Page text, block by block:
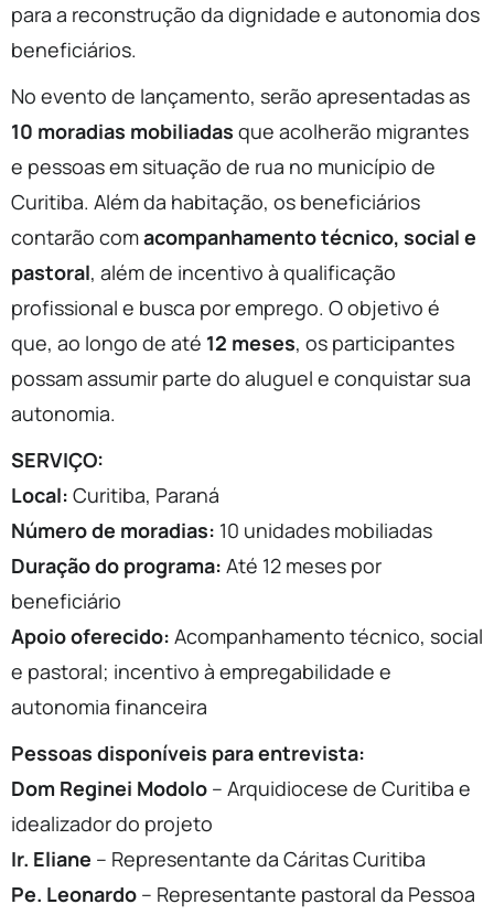
para a reconstrução da dignidade e autonomia dos
beneficiários.
No evento de lançamento, serão apresentadas as
10 moradias mobiliadas que acolherão migrantes
e pessoas em situação de rua no município de
Curitiba. Além da habitação, os beneficiários
contarão comacompanhamento técnico, social e
pastoral, além de incentivo à qualificação
profissional e busca por emprego. O objetivo é
que, ao longo de até 12 meses, os participantes
possam assumir parte do aluguel e conquistar sua
autonomia.
SERVIÇO:
Local: Curitiba, Paraná
Número de moradias: 10 unidades mobiliadas
Duração do programa: Até 12 meses por
beneficiário
Apoio oferecido: Acompanhamento técnico, social
e pastoral; incentivo à empregabilidade e
autonomia financeira
Pessoas disponíveis para entrevista:
Dom Reginei Modolo – Arquidiocese de Curitiba e
idealizador do projeto
Ir. Eliane – Representante da Cáritas Curitiba
Pe. Leonardo – Representante pastoral da Pessoa